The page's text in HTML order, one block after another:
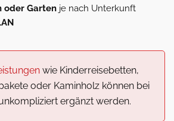
oder Garten je nach Unterkunft
wie Kinderreisebetten,
oder Kaminholz können bei
ergänzt werden.